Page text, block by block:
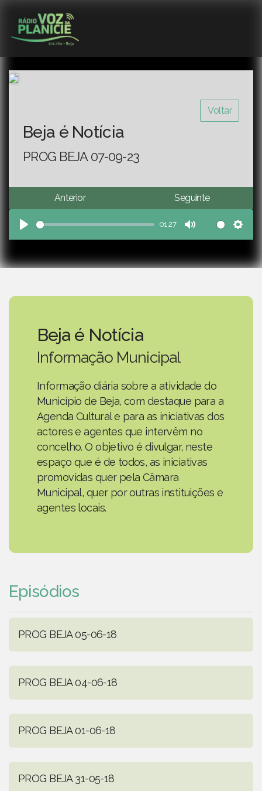
Voltar
Beja é Notícia
PROG BEJA 07-09-23
Anterior Seguinte
Play
01:27
Mute
Beja é Notícia
Informação Municipal
Informação diária sobre a atividade do
Município de Beja, com destaque para a
Agenda Cultural e para as iniciativas dos
actores e agentes que intervêm no
concelho. O objetivo é divulgar, neste
espaço que é de todos, as iniciativas
promovidas quer pela Câmara
Municipal, quer por outras instituições e
agentes locais.
Episódios
PROG BEJA 05-06-18
PROG BEJA 04-06-18
PROG BEJA 01-06-18
PROG BEJA 31-05-18